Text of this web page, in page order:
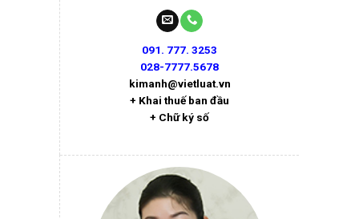
091. 777. 3253
028-7777.5678
kimanh@vietluat.vn
+ Khai thuế ban đầu
+ Chữ ký số